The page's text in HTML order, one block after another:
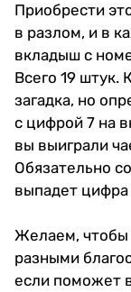
Приобрести
в разлом, и в
вкладыш с
Всего 19 штук.
загадка, но
с цифрой 7 на
вы выиграли
Обязательно
выпадет цифра
Желаем, чтобы
разными
если поможет